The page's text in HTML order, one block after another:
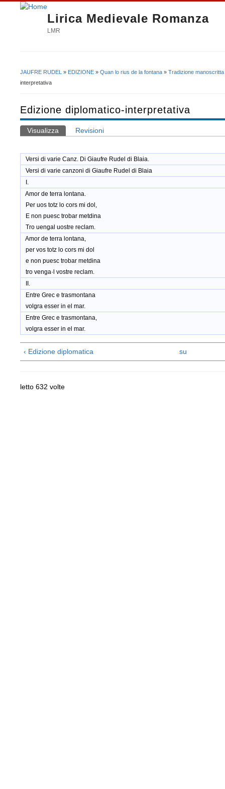
Lirica Medievale Romanza
LMR
Tu sei qui
JAUFRE RUDEL » EDIZIONE » Quan lo rius de la fontana » Tradizione manoscritta
interpretativa
Edizione diplomatico-interpretativa
Schede primarie
Visualizza (scheda attiva)
Revisioni
Versi di varie Canz. Di Giaufre Rudel di Blaia.
Versi di varie canzoni di Giaufre Rudel di Blaia
I.
Amor de terra lontana.
Per uos totz lo cors mi dol,
E non puesc trobar metdina
Tro uengal uostre reclam.
Amor de terra lontana,
per vos totz lo cors mi dol
e non puesc trobar metdina
tro venga·l vostre reclam.
II.
Entre Grec e trasmontana
volgra esser in el mar.
Entre Grec e trasmontana,
volgra esser in el mar.
‹ Edizione diplomatica su
letto 632 volte